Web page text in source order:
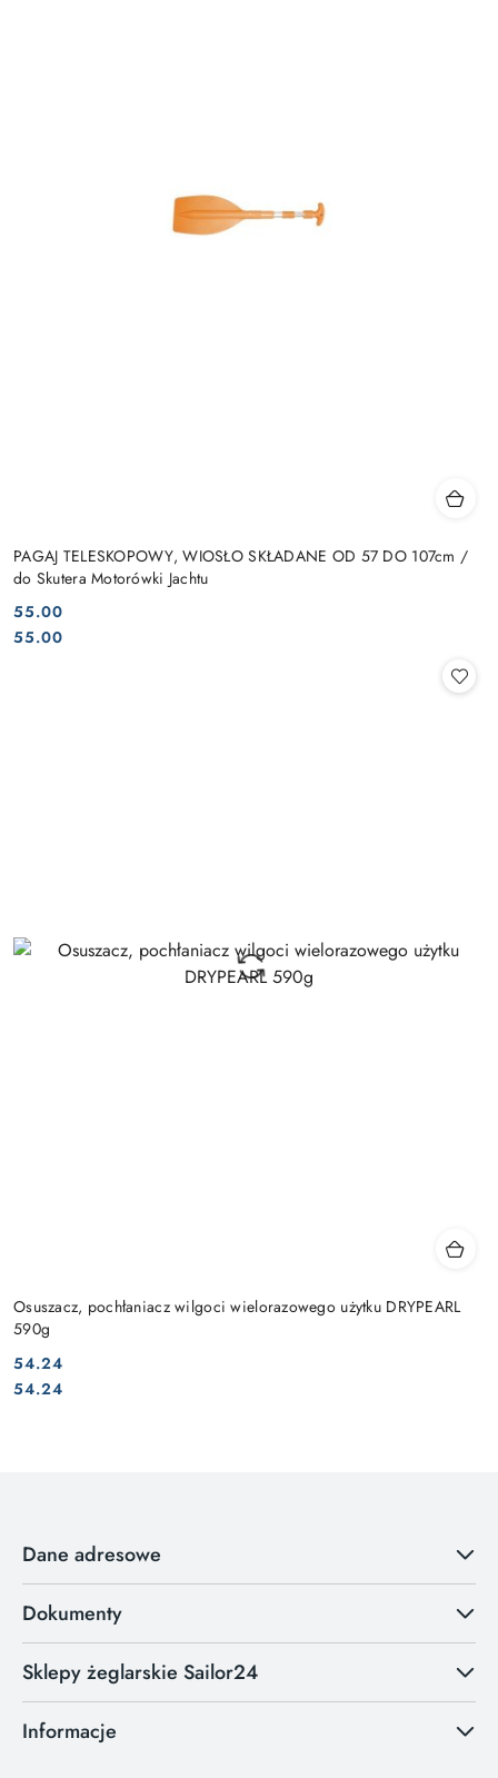
PAGAJ TELESKOPOWY, WIOSŁO SKŁADANE OD 57 DO 107cm /
do Skutera Motorówki Jachtu
Cena:
55.00
Cena:
55.00
Osuszacz, pochłaniacz wilgoci wielorazowego użytku DRYPEARL
590g
Cena:
54.24
Cena:
54.24
Dane adresowe
Dokumenty
Sklepy żeglarskie Sailor24
Informacje